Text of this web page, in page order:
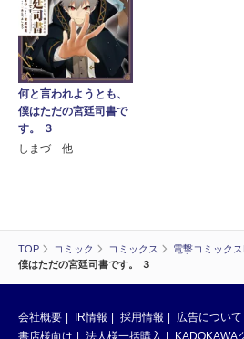
TOP コミック コミックス 電撃コミック
僕はただの宮廷司書です。 ３
何と言われようとも、
僕はただの宮廷司書で
す。 ３
しまづ 他
会社概要 IR情報 採用情報 広告について